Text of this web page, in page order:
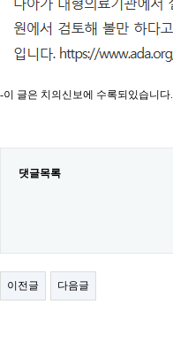
-이 글은 치의신보에 수록되있습니다.
댓글목록
이전글 다음글